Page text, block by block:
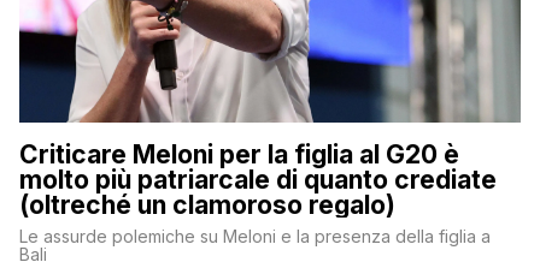
Criticare Meloni per la figlia al G20 è
molto più patriarcale di quanto crediate
(oltreché un clamoroso regalo)
Le assurde polemiche su Meloni e la presenza della figlia a
Bali